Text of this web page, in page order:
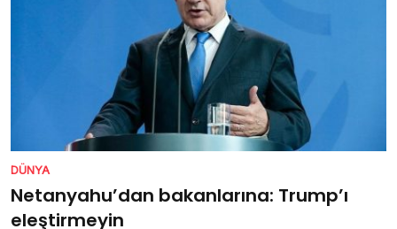
DÜNYA
Netanyahu’dan bakanlarına: Trump’ı
eleştirmeyin